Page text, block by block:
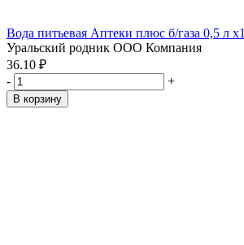
Вода питьевая Аптеки плюс б/газа 0,5 л x1
Уральский родник ООО Компания
36.10 ₽
-
+
В корзину